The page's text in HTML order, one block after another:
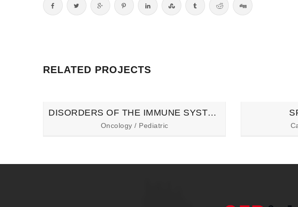
RELATED PROJECTS
DISORDERS OF THE IMMUNE SYSTEM
Oncology / Pediatric